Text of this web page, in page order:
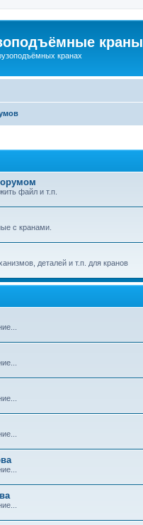
краны
кранах
файл и т.п.
с кранами.
деталей и т.п. для кранов